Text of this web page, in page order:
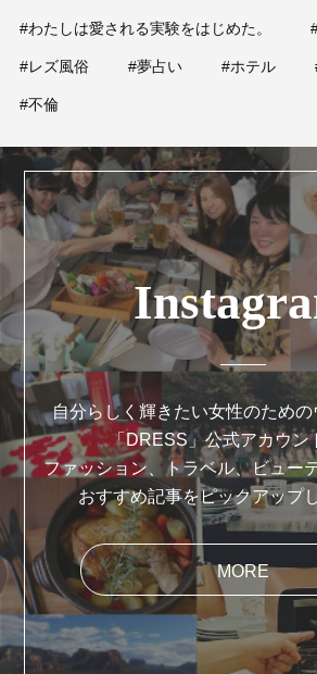
#わたしは愛される実験をはじめた。
#レズ風俗 #夢占い #ホテル
#不倫
自分らしく輝きたい女性のため
「DRESS」公式アカウン
ファッション、トラベル、ビュー
おすすめ記事をピックアップ
MORE